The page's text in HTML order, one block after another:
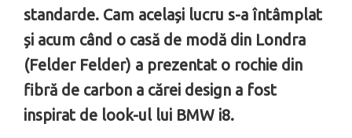
standarde. Cam același lucru s-a întâmplat
și acum când o casă de modă din Londra
(Felder Felder) a prezentat o rochie din
fibră de carbon a cărei design a fost
inspirat de look-ul lui BMW i8.